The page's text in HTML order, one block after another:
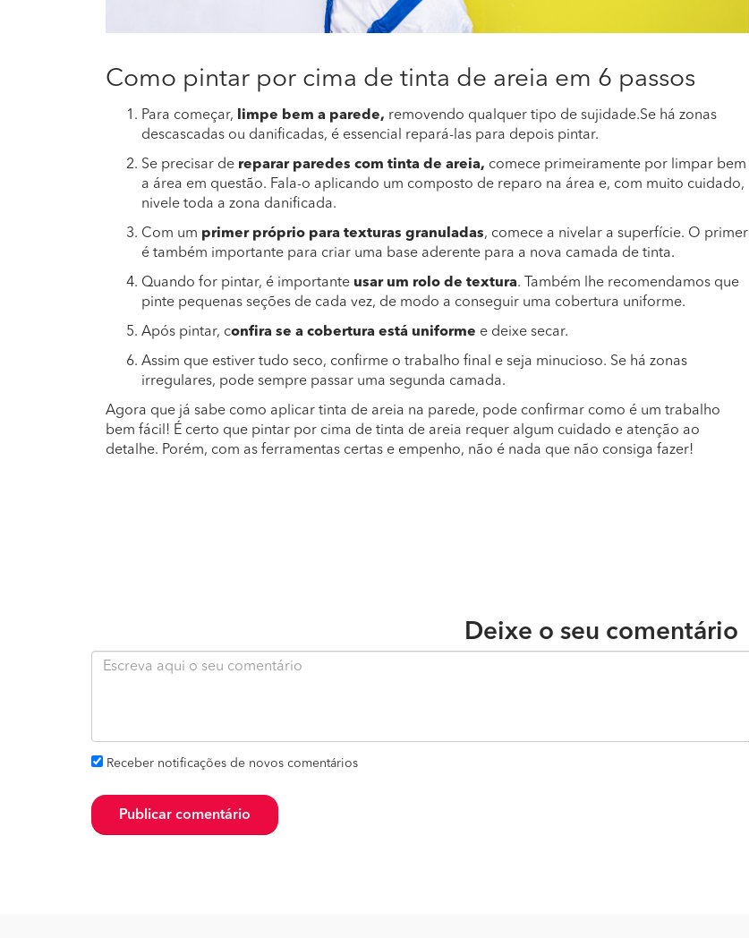
Como pintar por cima de tinta de areia em 6 passos
Para começar, limpe bem a parede, removendo qualquer tipo de sujidade.Se há zonas
descascadas ou danificadas, é essencial repará-las para depois pintar.
Se precisar de reparar paredes com tinta de areia, comece primeiramente por limpar bem
a área em questão. Fala-o aplicando um composto de reparo na área e, com muito cuidado,
nivele toda a zona danificada.
Com um primer próprio para texturas granuladas, comece a nivelar a superfície. O primer
é também importante para criar uma base aderente para a nova camada de tinta.
Quando for pintar, é importante usar um rolo de textura. Também lhe recomendamos que
pinte pequenas seções de cada vez, de modo a conseguir uma cobertura uniforme.
Após pintar, confira se a cobertura está uniforme e deixe secar.
Assim que estiver tudo seco, confirme o trabalho final e seja minucioso. Se há zonas
irregulares, pode sempre passar uma segunda camada.
Agora que já sabe como aplicar tinta de areia na parede, pode confirmar como é um trabalho
bem fácil! É certo que pintar por cima de tinta de areia requer algum cuidado e atenção ao
detalhe. Porém, com as ferramentas certas e empenho, não é nada que não consiga fazer!
Deixe o seu comentário
Receber notificações de novos comentários
Publicar comentário